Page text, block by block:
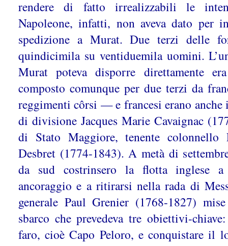
rendere di fatto irrealizzabili le
Napoleone, infatti, non aveva dato per
spedizione a Murat. Due terzi delle
quindicimila su ventiduemila uomini.
Murat poteva disporre direttamente
composto comunque per due terzi da
reggimenti côrsi — e francesi erano anche
di divisione Jacques Marie Cavaignac
di Stato Maggiore, tenente colonnello
Desbret (1774-1843). A metà di
da sud costrinsero la flotta inglese
ancoraggio e a ritirarsi nella rada di
generale Paul Grenier (1768-1827)
sbarco che prevedeva tre obiettivi-
faro, cioè Capo Peloro, e conquistare il